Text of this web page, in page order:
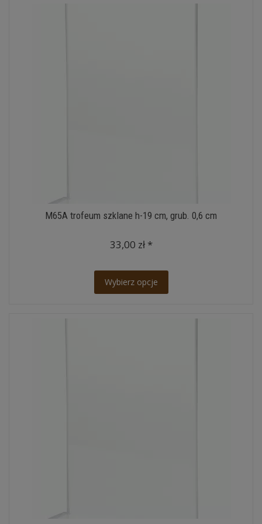
M65A trofeum szklane h-19 cm, grub. 0,6 cm
33,00 zł *
Wybierz opcje